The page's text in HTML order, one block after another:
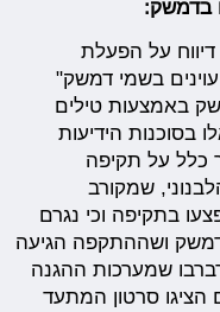
בדמשק:
דיווח על הפעלת
בשמי דמשק"
באמצעות טילים
בסוכנות הידיעות
כלל על תקיפה
שמקורב
בתקיפה וכי נגרם
דמשק ושההתקפה הגיעה
שמערכות ההגנה
הציגו סרטון המתעד